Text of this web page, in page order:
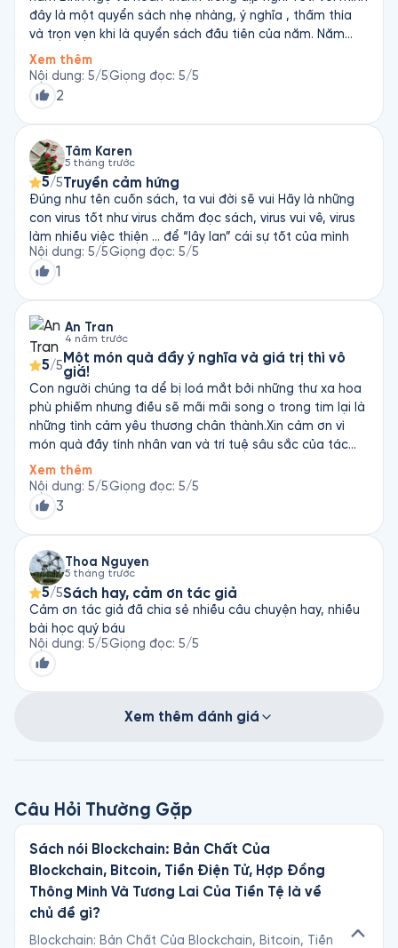
đây là một quyển sách nhẹ nhàng, ý nghĩa , thấm thía
và trọn vẹn khi là quyển sách đầu tiên của năm. Năm
nay chắc chắn cũng sẽ là một năm trọn vẹn với mình.
Xem thêm
Nội dung: 5/5Giọng đọc: 5/5
2
Tâm Karen
5 tháng trước
5/5Truyền cảm hứng
Đúng như tên cuốn sách, ta vui đời sẽ vui Hãy là những
con virus tốt như virus chăm đọc sách, virus vui vê, virus
làm nhiều việc thiện … để “lây lan” cái sự tốt của mình
Nội dung: 5/5Giọng đọc: 5/5
1
An Tran
4 năm trước
5/5 Một món quà đầy ý nghĩa và giá trị thì vô
giá!
Con người chúng ta dể bị loá mắt bởi những thư xa hoa
phù phiếm nhưng điều sẽ mãi mãi song o trong tim lại là
những tình cảm yêu thương chân thành.Xin cảm ơn vì
món quà đầy tính nhân van và trí tuệ sâu sắc của tác
giả ạ!
Xem thêm
Nội dung: 5/5Giọng đọc: 5/5
3
Thoa Nguyen
5 tháng trước
5/5Sách hay, cảm ơn tác giả
Cảm ơn tác giả đã chia sẻ nhiều câu chuyện hay, nhiều
bài học quý báu
Nội dung: 5/5Giọng đọc: 5/5
Xem thêm đánh giá
Câu Hỏi Thường Gặp
Sách nói Blockchain: Bản Chất Của
Blockchain, Bitcoin, Tiền Điện Tử, Hợp Đồng
Thông Minh Và Tương Lai Của Tiền Tệ là về
chủ đề gì?
Blockchain: Bản Chất Của Blockchain, Bitcoin, Tiền